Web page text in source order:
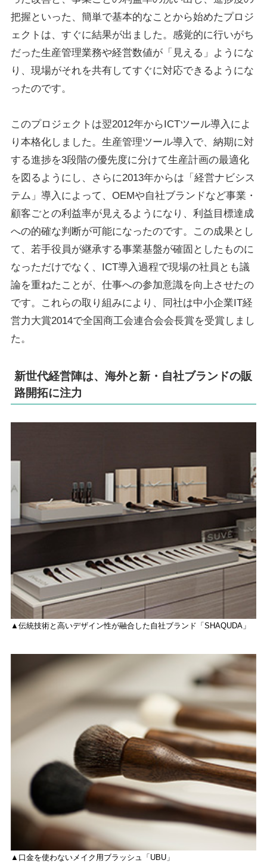
把握といった、簡単で基本的なことから始めたプロジ
ェクトは、すぐに結果が出ました。感覚的に行いがち
だった生産管理業務や経営数値が「見える」ようにな
り、現場がそれを共有してすぐに対応できるようにな
ったのです。
このプロジェクトは翌2012年からICTツール導入によ
り本格化しました。生産管理ツール導入で、納期に対
する進捗を3段階の優先度に分けて生産計画の最適化
を図るようにし、さらに2013年からは「経営ナビシス
テム」導入によって、OEMや自社ブランドなど事業・
顧客ごとの利益率が見えるようになり、利益目標達成
への的確な判断が可能になったのです。この成果とし
て、若手役員が継承する事業基盤が確固としたものに
なっただけでなく、ICT導入過程で現場の社員とも議
論を重ねたことが、仕事への参加意識を向上させたの
です。これらの取り組みにより、同社は中小企業IT経
営力大賞2014で全国商工会連合会会長賞を受賞しまし
た。
新世代経営陣は、海外と新・自社ブランドの販
路開拓に注力
▲伝統技術と高いデザイン性が融合した自社ブランド「SHAQUDA」
▲口金を使わないメイク用ブラッシュ「UBU」